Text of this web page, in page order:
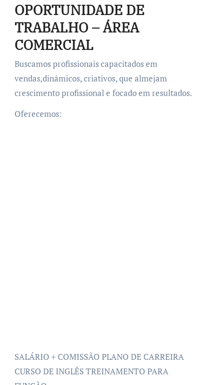
OPORTUNIDADE DE
TRABALHO – ÁREA
COMERCIAL
Buscamos profissionais capacitados em
vendas,dinâmicos, criativos, que almejam
crescimento profissional e focado em resultados.
Oferecemos:
SALÁRIO + COMISSÃO PLANO DE CARREIRA
CURSO DE INGLÊS TREINAMENTO PARA